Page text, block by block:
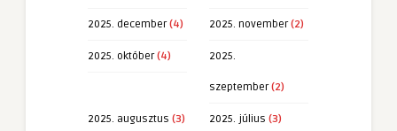
2025. december(4) 2025. november(2)
2025. október(4) 2025.
szeptember(2)
2025. augusztus (3) 2025. július (3)